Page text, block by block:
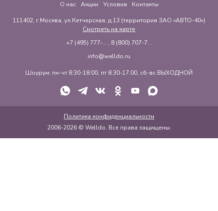
О нас Акции Условия Контакты
111402, г.Москва, ул.Кетчерская, д.13 (территория ЗАО «АВТО-40»)
Смотреть на карте
+7 (495) 777-... , 8 (800) 707-7...
info@welldo.ru
Шоурум: пн-чт 8:30-18:00, пт 8:30-17:00, сб-вс ВЫХОДНОЙ
2006-2026 © Welldo. Все права защищены.
Политика конфиденциальности